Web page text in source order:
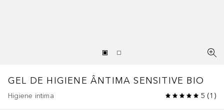
GEL DE HIGIENE ÂNTIMA SENSITIVE BIO
Higiene intima 5 (1 )